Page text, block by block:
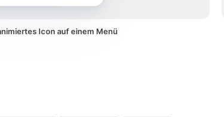
Icon auf einem Menü